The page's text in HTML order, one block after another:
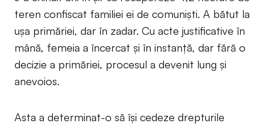
teren confiscat familiei ei de comuniști. A bătut la
ușa primăriei, dar în zadar. Cu acte justificative în
mână, femeia a încercat și în instanță, dar fără o
decizie a primăriei, procesul a devenit lung și
anevoios.
Asta a determinat-o să își cedeze drepturile